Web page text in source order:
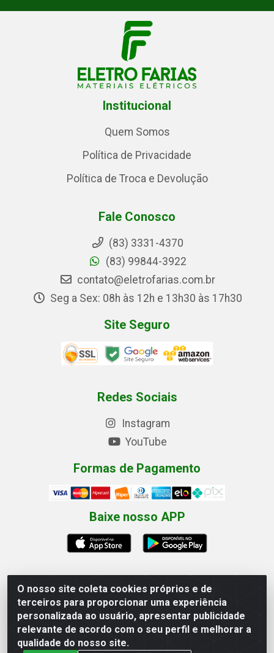
O nosso site coleta cookies próprios e de
terceiros para proporcionar uma experiência
personalizada ao usuário, apresentar publicidade
relevante de acordo com o seu perfil e melhorar a
qualidade do nosso site.
Institucional
Quem Somos
Política de Privacidade
Política de Troca e Devolução
Fale Conosco
(83) 3331-4370
(83) 99844-3922
contato@eletrofarias.com.br
Seg a Sex: 08h às 12h e 13h30 às 17h30
Site Seguro
Redes Sociais
Instagram
YouTube
Formas de Pagamento
Baixe nosso APP
Eletrofarias Materiais Eletricos - Av. Jorn. Assis
Chateaubriand, 2500 - Distrito Industrial, Campina
Grande/PB - CEP 58.410-062 - CNPJ 12.110.462/0001-